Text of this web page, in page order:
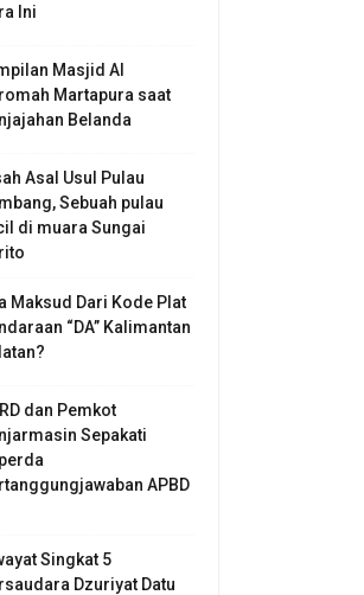
Ini
Masjid Al
Martapura saat
Belanda
Asal Usul Pulau
Sebuah pulau
di muara Sungai
Maksud Dari Kode Plat
“DA” Kalimantan
dan Pemkot
Sepakati
APBD
Singkat 5
Dzuriyat Datu